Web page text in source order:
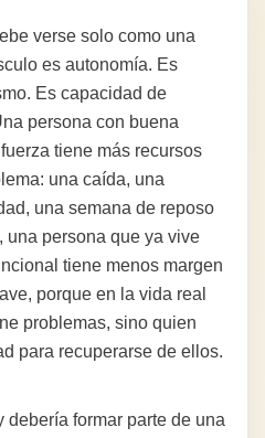
verse solo como una
es autonomía. Es
Es capacidad de
persona con buena
tiene más recursos
una caída, una
una semana de reposo
una persona que ya vive
tiene menos margen
porque en la vida real
problemas, sino quien
para recuperarse de ellos.
debería formar parte de una